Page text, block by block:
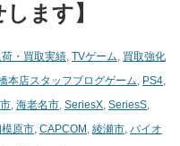
ます】
・買取実績, TVゲーム, 買取強化
本店スタッフブログゲーム, PS4,
, 海老名市, SeriesX, SeriesS,
原市, CAPCOM , 綾瀬市, バイオ